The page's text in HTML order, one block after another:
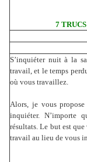
7
S’inquiéter nuit à la
travail, et le temps
où vous travaillez.
Alors, je vous
inquiéter. N’importe
résultats. Le but est
travail au lieu de vous